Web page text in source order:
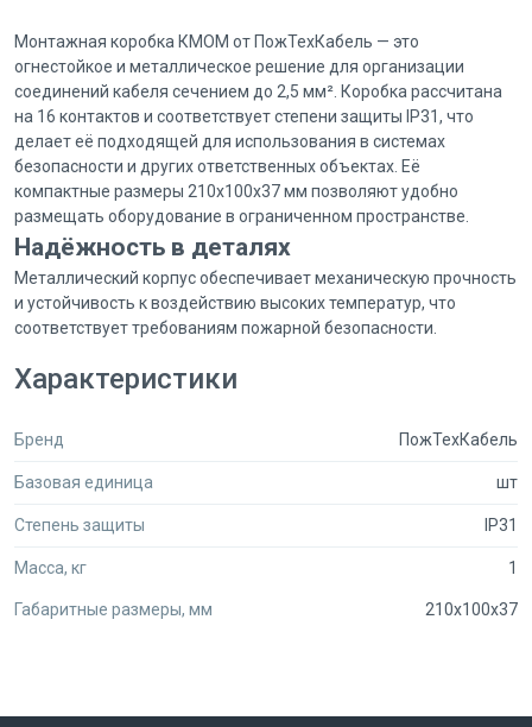
Монтажная коробка КМОМ от ПожТехКабель — это
огнестойкое и металлическое решение для организации
соединений кабеля сечением до 2,5 мм². Коробка рассчитана
на 16 контактов и соответствует степени защиты IP31, что
делает её подходящей для использования в системах
безопасности и других ответственных объектах. Её
компактные размеры 210x100x37 мм позволяют удобно
размещать оборудование в ограниченном пространстве.
Надёжность в деталях
Металлический корпус обеспечивает механическую прочность
и устойчивость к воздействию высоких температур, что
соответствует требованиям пожарной безопасности.
производственных и административных зданиях, где важна
Почему Secumarket
оборудования, чтобы вы могли быстро найти нужные
компоненты для проектов любой сложности. В нашем каталоге
представлено более 450 000 товаров, из которых 100 000
всегда в наличии.
месте.
отправке в регионы.
Характеристики
Бренд ПожТехКабель
Базовая единица шт
Степень защиты IP31
Масса, кг 1
Габаритные размеры, мм 210x100x37